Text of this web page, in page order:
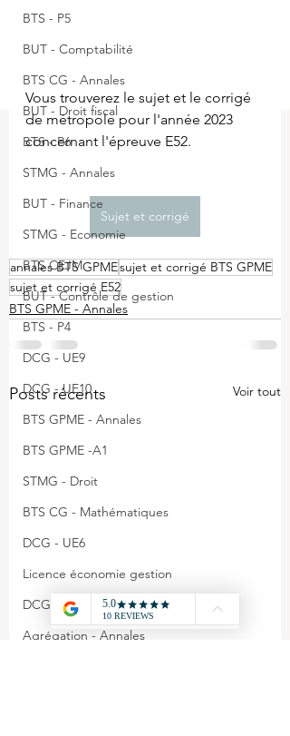
BTS - P5
BUT - Comptabilité
BTS CG - Annales
BUT - Droit fiscal
BTS - P6
STMG - Annales
BUT - Finance
STMG - Economie
BTS CEJM
BUT - Contrôle de gestion
BTS - P4
DCG - UE9
DCG - UE10
BTS GPME - Annales
BTS GPME -A1
STMG - Droit
BTS CG - Mathématiques
DCG - UE6
Licence économie gestion
DCG - Annales
Agrégation - Annales
Vous trouverez le sujet et le corrigé
de métropole pour l'année 2023
concernant l'épreuve E52.
Sujet et corrigé
annales BTS GPMEsujet et corrigé BTS GPME
sujet et corrigé E52
BTS GPME - Annales
Posts récents Voir tout